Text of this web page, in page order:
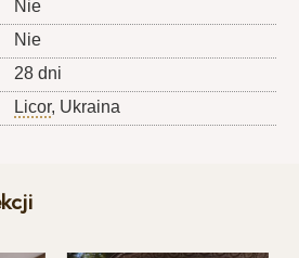
Nie
Nie
28 dni
Licor, Ukraina